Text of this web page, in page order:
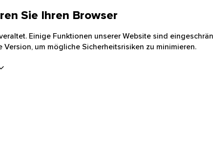
Sie Ihren Browser
Einige Funktionen unserer Website sind
Version, um mögliche Sicherheitsrisiken zu minimieren.